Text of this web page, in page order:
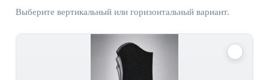
Выберите вертикальный или горизонтальный вариант.